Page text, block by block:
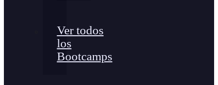
Ver todos
los
Bootcamps